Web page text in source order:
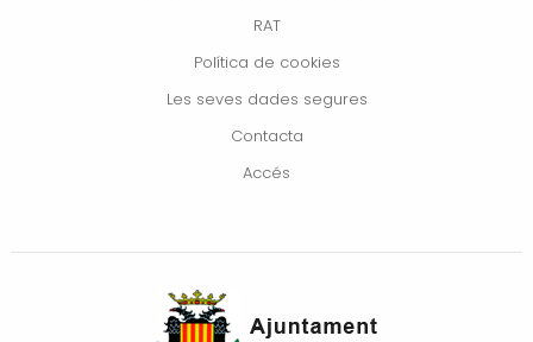
RAT
Política de cookies
Les seves dades segures
Contacta
Accés